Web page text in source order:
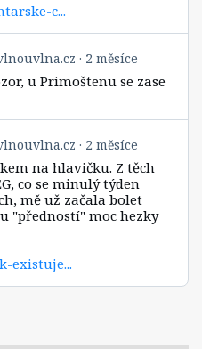
c...
2 měsíce
u Primoštenu se zase
2 měsíce
na hlavičku. Z těch
co se minulý týden
mě už začala bolet
"předností" moc hezky
existuje...